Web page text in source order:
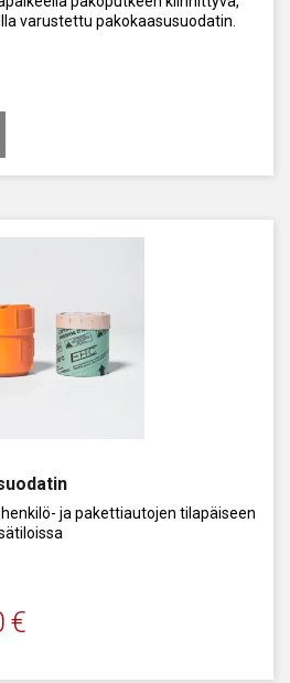
varustettu pakokaasusuodatin.
ja pakettiautojen tilapäiseen
€